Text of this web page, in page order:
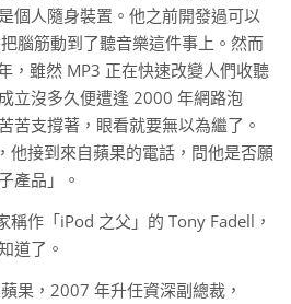
個人隨身裝置。他之前開發過可以
腦筋動到了聽音樂這件事上。然而
，雖然 MP3 正在快速改變人們收聽
立沒多久便遭逢 2000 年網路泡
苦支撐著，眼看就要無以為繼了。
他接到來自蘋果的電話，問他是否願
產品」。
稱作「iPod 之父」的 Tony Fadell，
道了。
果，2007 年升任資深副總裁，